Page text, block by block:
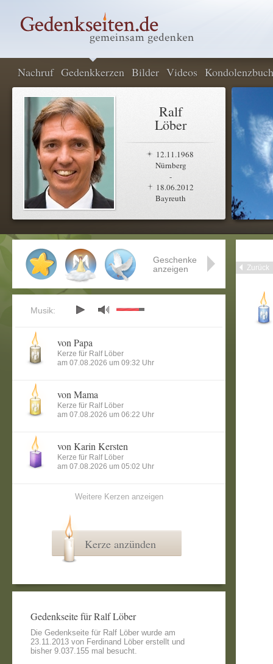
Nachruf Gedenkkerzen Bilder Videos Kondolenzbuch
Ralf
Löber
12.11.1968
Nürnberg
-
18.06.2012
Bayreuth
Zurück
Geschenke
anzeigen
Musik:
von Papa
Kerze für Ralf Löber
am 07.08.2026 um 09:32 Uhr
von Mama
Kerze für Ralf Löber
am 07.08.2026 um 06:22 Uhr
von Karin Kersten
Kerze für Ralf Löber
am 07.08.2026 um 05:02 Uhr
Weitere Kerzen anzeigen
Kerze anzünden
Gedenkseite für Ralf Löber
Die Gedenkseite für Ralf Löber wurde am
23.11.2013 von Ferdinand Löber erstellt und
bisher 9.037.155 mal besucht.